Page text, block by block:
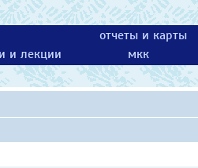
отчеты и карты
и лекции мкк